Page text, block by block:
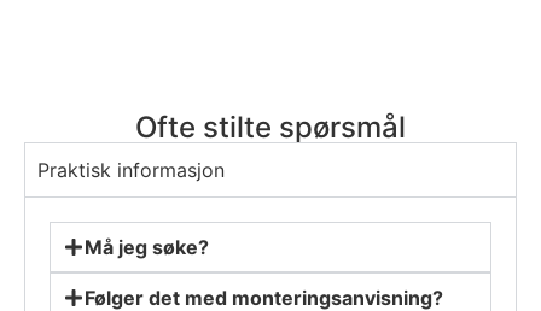
Ofte stilte spørsmål
Praktisk informasjon
Må jeg søke?
Følger det med monteringsanvisning?